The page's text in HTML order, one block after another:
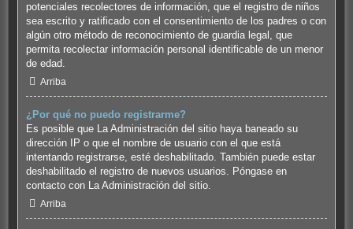
potenciales recolectores de información, que el registro de niños
sea escrito y ratificado con el consentimiento de los padres o con
algún otro método de reconocimiento de guardia legal, que
permita recolectar información personal identificable de un menor
de edad.
Arriba
¿Por qué no puedo registrarme?
Es posible que La Administración del sitio haya baneado su
dirección IP o que el nombre de usuario con el que está
intentando registrarse, esté deshabilitado. También puede estar
deshabilitado el registro de nuevos usuarios. Póngase en
contacto con La Administración del sitio.
Arriba